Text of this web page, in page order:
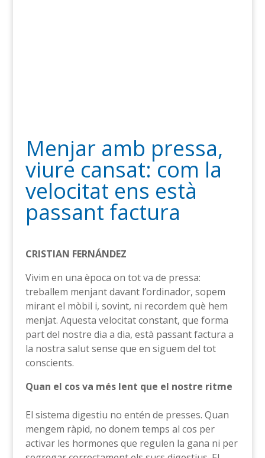
Menjar amb pressa,
viure cansat: com la
velocitat ens està
passant factura
CRISTIAN FERNÁNDEZ
Vivim en una època on tot va de pressa:
treballem menjant davant l’ordinador, sopem
mirant el mòbil i, sovint, ni recordem què hem
menjat. Aquesta velocitat constant, que forma
part del nostre dia a dia, està passant factura a
la nostra salut sense que en siguem del tot
conscients.
Quan el cos va més lent que el nostre ritme
El sistema digestiu no entén de presses. Quan
mengem ràpid, no donem temps al cos per
activar les hormones que regulen la gana ni per